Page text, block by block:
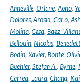
Anneville, Orlane, Aono,
Dolores, Arosio, Carlo,
Molina, Cesa, Baez-
Bellouin, Nicolas,
Bodin, Xavier, Bonte,
Buehler, Stefan A., Byrne,
Carrea, Laura, Chang,